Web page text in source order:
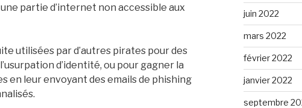
partie d’internet non accessible aux
utilisées par d’autres pirates pour des
d’identité, ou pour gagner la
en leur envoyant des emails de phishing
juin 2022
mars 2022
février 2022
janvier 2022
septembre